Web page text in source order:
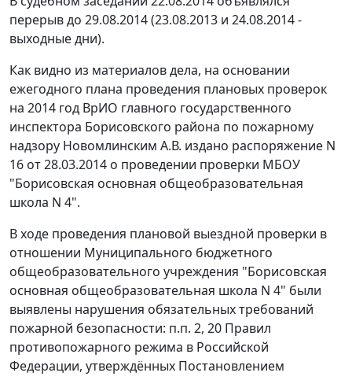
перерыв до 29.08.2014 (23.08.2013 и 24.08.2014 -
выходные дни).
Как видно из материалов дела, на основании
ежегодного плана проведения плановых проверок
на 2014 год ВрИО главного государственного
инспектора Борисовского района по пожарному
надзору Новомлинским А.В. издано распоряжение N
16 от 28.03.2014 о проведении проверки МБОУ
"Борисовская основная общеобразовательная
школа N 4".
В ходе проведения плановой выездной проверки в
отношении Муниципального бюджетного
общеобразовательного учреждения "Борисовская
основная общеобразовательная школа N 4" были
выявлены нарушения обязательных требований
пожарной безопасности: п.п. 2, 20 Правил
противопожарного режима в Российской
Федерации, утверждённых Постановлением